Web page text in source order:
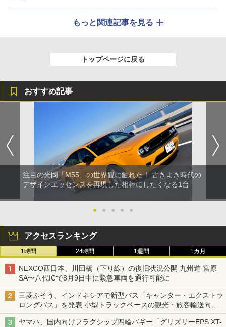
もっと関連記事を見る
トップページに戻る
おすすめ記事
注目の光岡「M55」の世界観に触れた！ 古きよき時代の
デザインエッセンスを再現した相棒にしたくなる1台
● ● ● ● ●
アクセスランキング
1時間 24時間 1週間 1カ月
NEXCO西日本、川田橋（下り線）の復旧状況公開 九州道 宮原
SA〜八代ICで8月9日中に緊急車両を通行可能に
三菱ふそう、インドネシアで新型バス「キャンター・エクストラ
ロングバス」を発表 小型トラックベースの観光・旅客輸送向け
バス
ヤマハ、国内向けフラグシップ四輪バギー「グリズリーEPS XT-